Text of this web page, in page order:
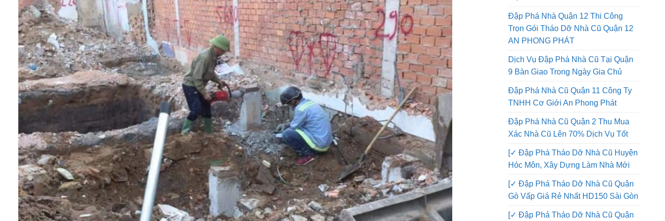
Đập Phá Nhà Quận 12 Thi Công
Trọn Gói Tháo Dỡ Nhà Cũ Quận 12
AN PHONG PHÁT
Dịch Vụ Đập Phá Nhà Cũ Tại Quận
9 Bàn Giao Trong Ngày Gia Chủ
Đập Phá Nhà Cũ Quận 11 Công Ty
TNHH Cơ Giới An Phong Phát
Đập Phá Nhà Cũ Quận 2 Thu Mua
Xác Nhà Cũ Lên 70% Dịch Vụ Tốt
[✓ Đập Phá Tháo Dỡ Nhà Cũ Huyện
Hóc Môn, Xây Dựng Làm Nhà Mới
[✓ Đập Phá Tháo Dỡ Nhà Cũ Quận
Gò Vấp Giá Rẻ Nhất HD150 Sài Gòn
[✓ Đập Phá Tháo Dỡ Nhà Cũ Quận